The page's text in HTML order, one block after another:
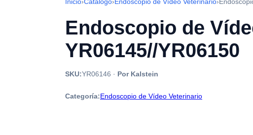
Endoscopio de
YR06145//YR06150
SKU:YR06146 · Por Kalstein
Categoría:Endoscopio de Vídeo Veterinario